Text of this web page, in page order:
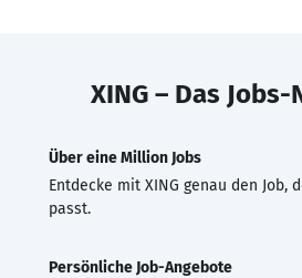
XING – Das
Über eine Million Jobs
Entdecke mit XING genau den Job,
passt.
Persönliche Job-Angebote